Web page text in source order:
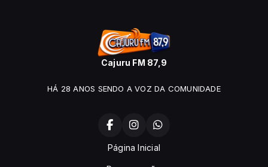
Cajuru FM 87,9
HÁ 28 ANOS SENDO A VOZ DA COMUNIDADE
Página Inicial